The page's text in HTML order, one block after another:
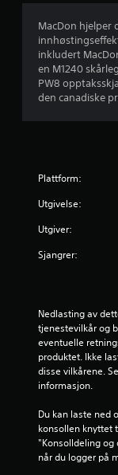
MacDon hjelper
inkludert
en M1240
PW8
den canadiske
Plattform:
Utgivelse:
Utgiver:
Sjangrer:
Nedlasting av
tjenestevilkår og
eventuelle
produktet. Ikke
disse vilkårene.
informasjon.
Du kan laste ned
konsollen knyttet
"Konsolldeling
når du logger på